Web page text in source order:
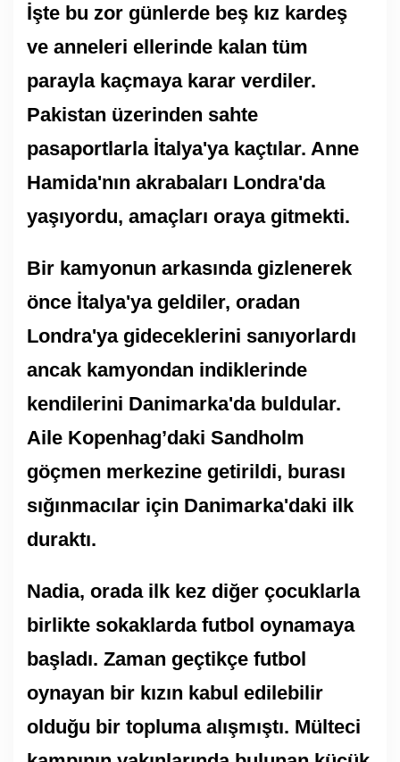
İşte bu zor günlerde beş kız kardeş
ve anneleri ellerinde kalan tüm
parayla kaçmaya karar verdiler.
Pakistan üzerinden sahte
pasaportlarla İtalya'ya kaçtılar. Anne
Hamida'nın akrabaları Londra'da
yaşıyordu, amaçları oraya gitmekti.
Bir kamyonun arkasında gizlenerek
önce İtalya'ya geldiler, oradan
Londra'ya gideceklerini sanıyorlardı
ancak kamyondan indiklerinde
kendilerini Danimarka'da buldular.
Aile Kopenhag’daki Sandholm
göçmen merkezine getirildi, burası
sığınmacılar için Danimarka'daki ilk
duraktı.
Nadia, orada ilk kez diğer çocuklarla
birlikte sokaklarda futbol oynamaya
başladı. Zaman geçtikçe futbol
oynayan bir kızın kabul edilebilir
olduğu bir topluma alışmıştı. Mülteci